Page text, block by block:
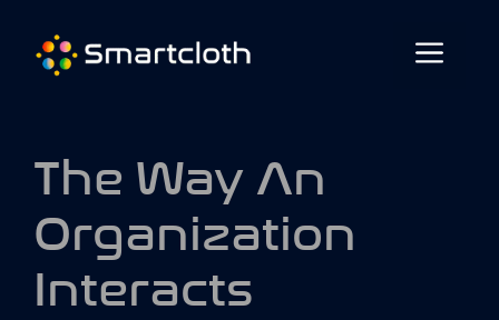
The Way An
Organization
Interacts